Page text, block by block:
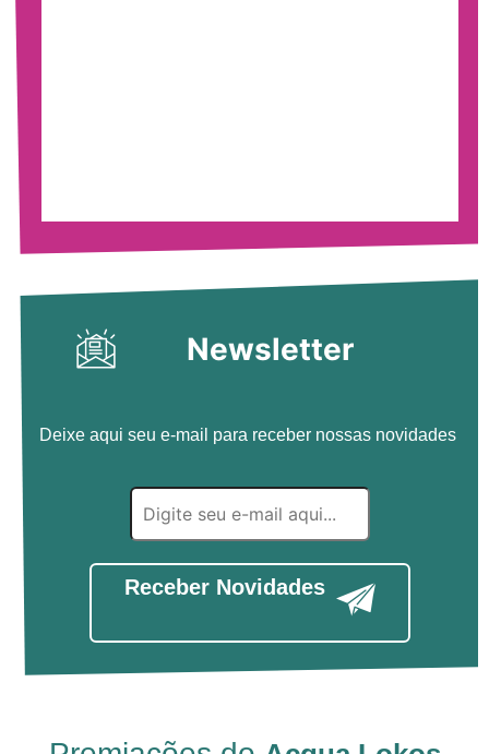
Newsletter
Deixe aqui seu e-mail para receber nossas novidades
Receber Novidades